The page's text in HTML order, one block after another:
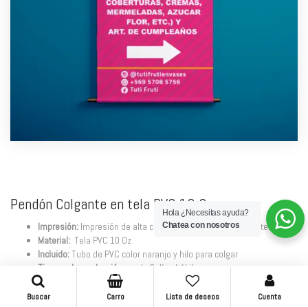
Pendón Colgante en tela PVC 10 Oz
Impresión: Impresión de alta calidad, para uso interior y exterior
Material: Tela PVC 10 Oz
Incluido:Tubo de PVC color naranjo y hilo para colgar
Tiempo de producción:
es de 3 días hábiles
Retiro en tienda o despacho (SOLO SANTIAGO)
Impresión no incluye diseño
(El cliente debe adjuntarlo)
Buscar Carro Lista de deseos Cuenta
Hola ¿Necesitas ayuda?
Chatea con nosotros